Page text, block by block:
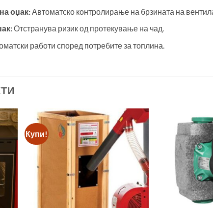
оџак:Автоматско контролирање на брзината на
Отстранува ризик од протекување на чад.
работи според потребите за топлина.
Купи!